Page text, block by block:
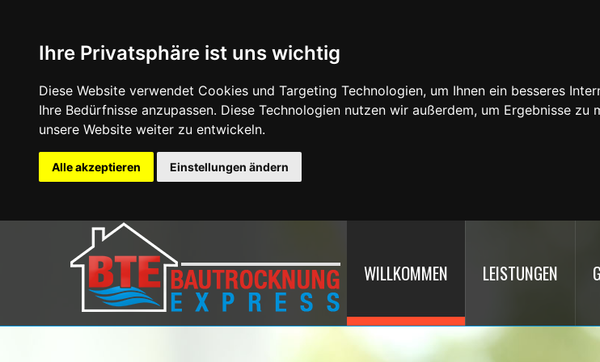
Ihre Privatsphäre ist uns wichtig
Diese Website verwendet Cookies und Targeting Technologien, um Ihnen ein besseres
Ihre Bedürfnisse anzupassen. Diese Technologien nutzen wir außerdem, um Ergebnisse
unsere Website weiter zu entwickeln.
Alle akzeptieren Einstellungen ändern
WILLKOMMEN LEISTUNGEN